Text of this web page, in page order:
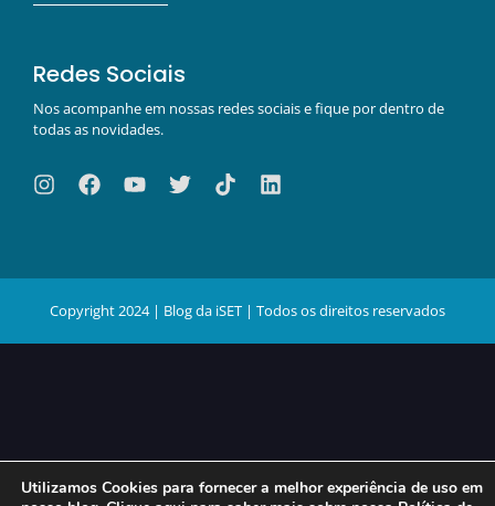
Redes Sociais
Nos acompanhe em nossas redes sociais e fique por dentro de
todas as novidades.
Copyright 2024 | Blog da iSET | Todos os direitos reservados
Utilizamos Cookies para fornecer a melhor experiência de uso em